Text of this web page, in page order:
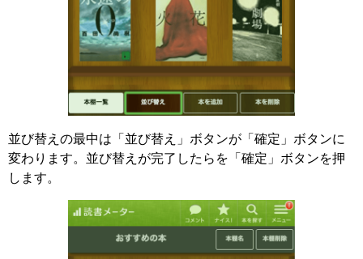
並び替えの最中は「並び替え」ボタンが「確定」ボタンに
変わります。並び替えが完了したらを「確定」ボタンを押
します。